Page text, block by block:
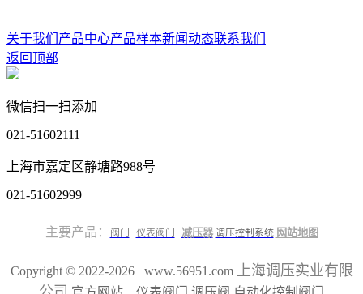
关于我们 产品中心产品样本新闻动态联系我们
返回顶部
微信扫一扫添加
021-51602111
上海市嘉定区静塘路988号
021-51602999
主要产品： 阀门 仪表阀门 减压器 调压控制系统 网站地图
Copyright © 2022-2026 www.56951.com
上海调压实业有限